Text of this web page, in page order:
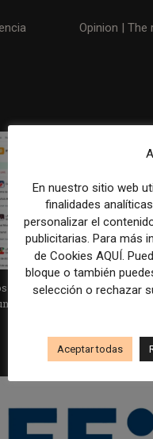
Opinion | The
de predicción dan el salto a
plataforma de noticias y
En nuestro sitio web
finalidades
personalizar el
publicitarias. Para más
de Cookies AQUÍ.
bloque o también
selección o rechazar
Aceptar todas